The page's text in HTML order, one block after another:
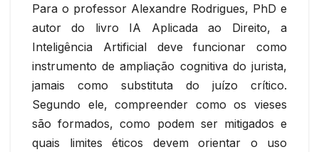
Para o professor Alexandre Rodrigues, PhD e
autor do livro IA Aplicada ao Direito, a
Inteligência Artificial deve funcionar como
instrumento de ampliação cognitiva do jurista,
jamais como substituta do juízo crítico.
Segundo ele, compreender como os vieses
são formados, como podem ser mitigados e
quais limites éticos devem orientar o uso